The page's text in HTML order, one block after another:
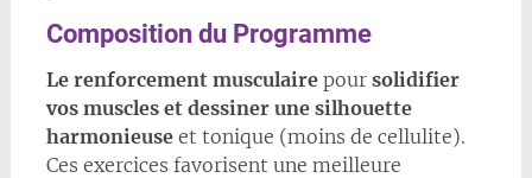
Composition du Programme
Le renforcement musculairepour solidifier
vos muscles et dessiner une silhouette
harmonieuseet tonique (moins de cellulite).
Ces exercices favorisent une meilleure